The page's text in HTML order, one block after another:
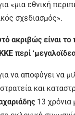
«μια εθνική
σχεδιασμός».
ακριβώς
περί
να αποφύγει να
και
13 χρόνια